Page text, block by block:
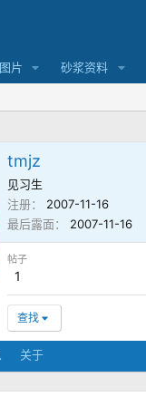
片 砂浆资料
tmjz
见习生
注册
2007-11-16
最后露面
2007-11-16
帖子
1
查找
关于